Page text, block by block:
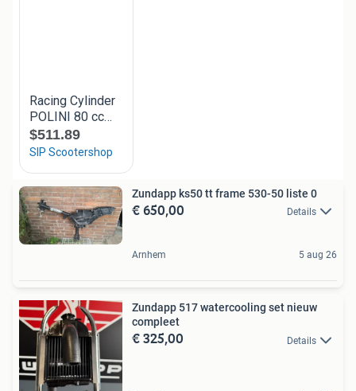
Zundapp ks50 tt frame 530-50 liste 0
€ 650,00 Details
Arnhem 5 aug 26
Zundapp 517 watercooling set nieuw
compleet
€ 325,00 Details